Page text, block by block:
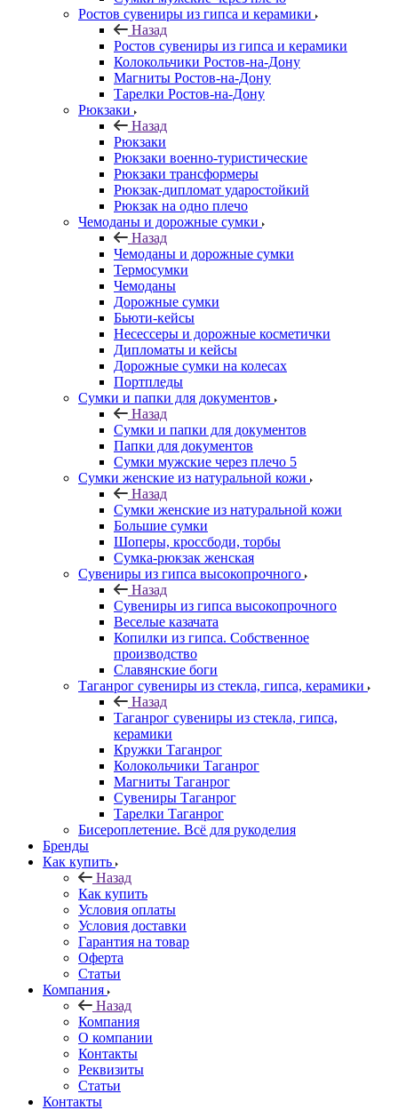
Ростов сувениры из гипса и керамики
Назад
Ростов сувениры из гипса и керамики
Колокольчики Ростов-на-Дону
Магниты Ростов-на-Дону
Тарелки Ростов-на-Дону
Рюкзаки
Назад
Рюкзаки
Рюкзаки военно-туристические
Рюкзаки трансформеры
Рюкзак-дипломат ударостойкий
Рюкзак на одно плечо
Чемоданы и дорожные сумки
Назад
Чемоданы и дорожные сумки
Термосумки
Чемоданы
Дорожные сумки
Бьюти-кейсы
Несессеры и дорожные косметички
Дипломаты и кейсы
Дорожные сумки на колесах
Портпледы
Сумки и папки для документов
Назад
Сумки и папки для документов
Папки для документов
Сумки мужские через плечо 5
Сумки женские из натуральной кожи
Назад
Сумки женские из натуральной кожи
Большие сумки
Шоперы, кроссбоди, торбы
Сумка-рюкзак женская
Сувениры из гипса высокопрочного
Назад
Сувениры из гипса высокопрочного
Веселые казачата
Копилки из гипса. Собственное
производство
Славянские боги
Таганрог сувениры из стекла, гипса, керамики
Назад
Таганрог сувениры из стекла, гипса,
керамики
Кружки Таганрог
Колокольчики Таганрог
Магниты Таганрог
Сувениры Таганрог
Тарелки Таганрог
Бисероплетение. Всё для рукоделия
Бренды
Как купить
Назад
Как купить
Условия оплаты
Условия доставки
Гарантия на товар
Оферта
Статьи
Компания
Назад
Компания
О компании
Контакты
Реквизиты
Статьи
Контакты